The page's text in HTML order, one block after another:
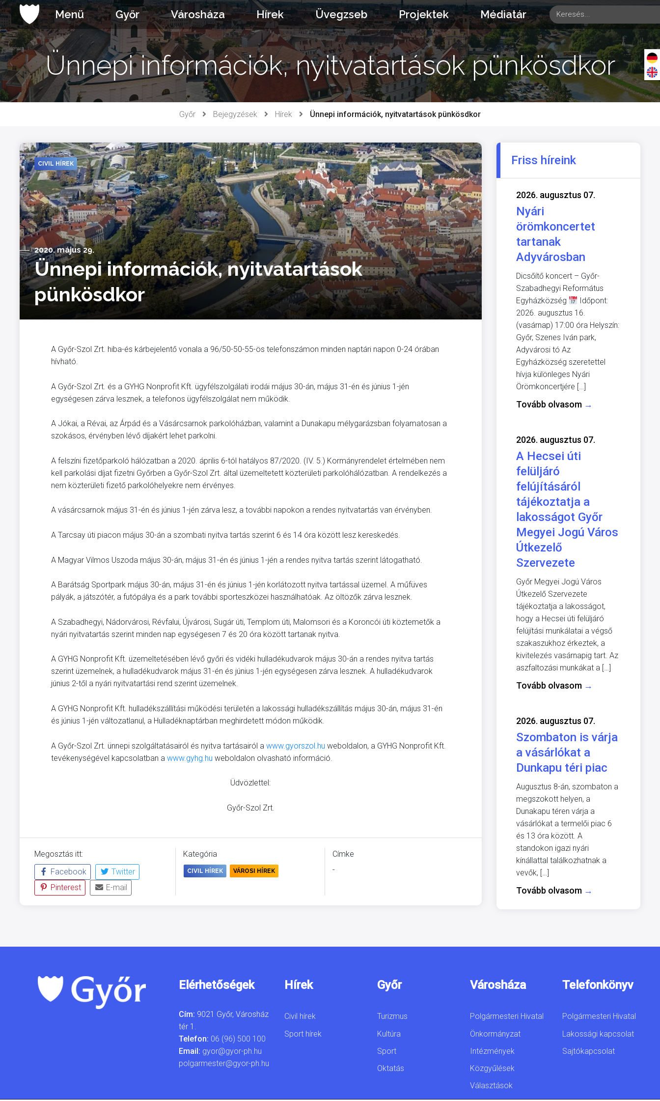
Ugrás
a
tartalomhoz
Menü Győr Városháza Hírek Üvegzseb Projektek Médiatár
Ünnepi információk, nyitvatartások pünkösdkor
Győr Bejegyzések Hírek Ünnepi információk, nyitvatartások pünkösdkor
CIVIL HÍREK
2020. május 29.
Ünnepi információk, nyitvatartások
pünkösdkor
A Győr-Szol Zrt. hiba-és kárbejelentő vonala a 96/50-50-55-ös telefonszámon minden naptári napon 0-24 órában
hívható.
A Győr-Szol Zrt. és a GYHG Nonprofit Kft. ügyfélszolgálati irodái május 30-án, május 31-én és június 1-jén
egységesen zárva lesznek, a telefonos ügyfélszolgálat nem működik.
A Jókai, a Révai, az Árpád és a Vásárcsarnok parkolóházban, valamint a Dunakapu mélygarázsban folyamatosan a
szokásos, érvényben lévő díjakért lehet parkolni.
A felszíni fizetőparkoló hálózatban a 2020. április 6-tól hatályos 87/2020. (IV. 5.) Kormányrendelet értelmében nem
kell parkolási díjat fizetni Győrben a Győr-Szol Zrt. által üzemeltetett közterületi parkolóhálózatban. A rendelkezés a
nem közterületi fizető parkolóhelyekre nem érvényes.
A vásárcsarnok május 31-én és június 1-jén zárva lesz, a további napokon a rendes nyitvatartás van érvényben.
A Tarcsay úti piacon május 30-án a szombati nyitva tartás szerint 6 és 14 óra között lesz kereskedés.
A Magyar Vilmos Uszoda május 30-án, május 31-én és június 1-jén a rendes nyitva tartás szerint látogatható.
A Barátság Sportpark május 30-án, május 31-én és június 1-jén korlátozott nyitva tartással üzemel. A műfüves
pályák, a játszótér, a futópálya és a park további sporteszközei használhatóak. Az öltözők zárva lesznek.
A Szabadhegyi, Nádorvárosi, Révfalui, Újvárosi, Sugár úti, Templom úti, Malomsori és a Koroncói úti köztemetők a
nyári nyitvatartás szerint minden nap egységesen 7 és 20 óra között tartanak nyitva.
A GYHG Nonprofit Kft. üzemeltetésében lévő győri és vidéki hulladékudvarok május 30-án a rendes nyitva tartás
szerint üzemelnek, a hulladékudvarok május 31-én és június 1-jén egységesen zárva lesznek. A hulladékudvarok
június 2-től a nyári nyitvatartási rend szerint üzemelnek.
A GYHG Nonprofit Kft. hulladékszállítási működési területén a lakossági hulladékszállítás május 30-án, május 31-én
és június 1-jén változatlanul, a Hulladéknaptárban meghirdetett módon működik.
A Győr-Szol Zrt. ünnepi szolgáltatásairól és nyitva tartásairól a www.gyorszol.hu weboldalon, a GYHG Nonprofit Kft.
tevékenységével kapcsolatban a www.gyhg.hu weboldalon olvasható információ.
Üdvözlettel:
Győr-Szol Zrt.
Megosztás itt:
Facebook
Twitter
Pinterest
E-mail
Kategória
CIVIL HÍREK VÁROSI HÍREK
Címke
-
Friss híreink
2026. augusztus 07.
Nyári
örömkoncertet
tartanak
Adyvárosban
Dicsőítő koncert – Győr-
Szabadhegyi Református
Egyházközség
Időpont:
2026. augusztus 16.
(vasárnap) 17:00 óra Helyszín:
Győr, Szenes Iván park,
Adyvárosi tó Az
Egyházközség szeretettel
hívja különleges Nyári
Örömkoncertjére […]
Tovább olvasom →
2026. augusztus 07.
A Hecsei úti
felüljáró
felújításáról
tájékoztatja a
lakosságot Győr
Megyei Jogú Város
Útkezelő
Szervezete
Győr Megyei Jogú Város
Útkezelő Szervezete
tájékoztatja a lakosságot,
hogy a Hecsei úti felüljáró
felújítási munkálatai a végső
szakaszukhoz érkeztek, a
kivitelezés vasárnapig tart. Az
aszfaltozási munkákat a […]
Tovább olvasom →
2026. augusztus 07.
Szombaton is várja
a vásárlókat a
Dunkapu téri piac
Augusztus 8-án, szombaton a
megszokott helyen, a
Dunakapu téren várja a
vásárlókat a termelői piac 6
és 13 óra között. A
standokon igazi nyári
kínállattal találkozhatnak a
vevők, […]
Tovább olvasom →
Elérhetőségek
Cím: 9021 Győr, Városház
tér 1.
Telefon: 06 (96) 500 100
Email: gyor@gyor-ph.hu
polgarmester@gyor-ph.hu
Hírek
Civil hírek
Sport hírek
Győr
Turizmus
Kultúra
Sport
Oktatás
Városháza
Polgármesteri Hivatal
Önkormányzat
Intézmények
Közgyűlések
Választások
Telefonkönyv
Polgármesteri Hivatal
Lakossági kapcsolat
Sajtókapcsolat